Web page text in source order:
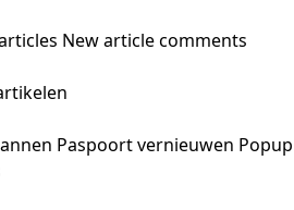
New article comments
Paspoort vernieuwen Popup